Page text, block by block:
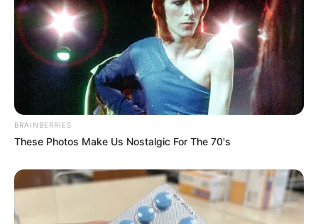
BRAINBERRIES
These Photos Make Us Nostalgic For The 70's